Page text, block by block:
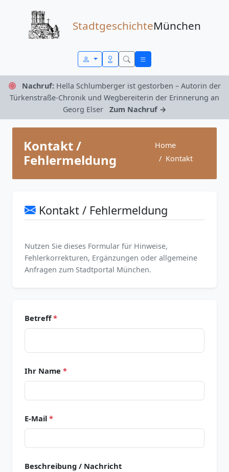
StadtgeschichteMünchen
Nachruf: Hella Schlumberger ist gestorben – Autorin der
Türkenstraße-Chronik und Wegbereiterin der Erinnerung an
Georg Elser
Zum Nachruf →
Kontakt /
Fehlermeldung
Home
Kontakt
Kontakt / Fehlermeldung
Nutzen Sie dieses Formular für Hinweise,
Fehlerkorrekturen, Ergänzungen oder allgemeine
Anfragen zum Stadtportal München.
Betreff*
Ihr Name *
E-Mail *
Beschreibung / Nachricht